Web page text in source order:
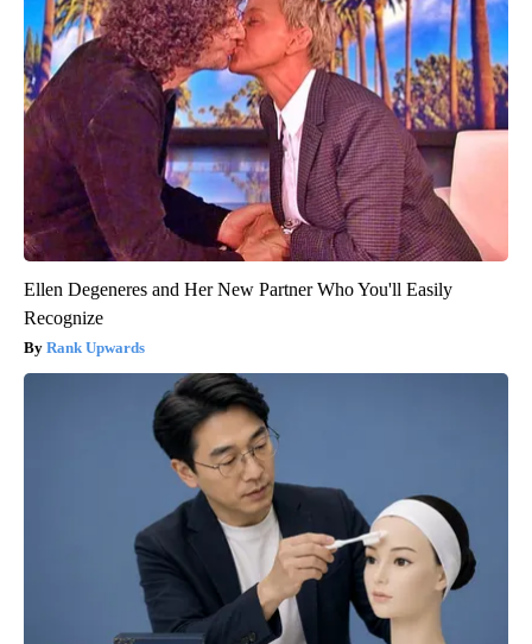
Ellen Degeneres and Her New Partner Who You'll Easily
Recognize
Rank Upwards